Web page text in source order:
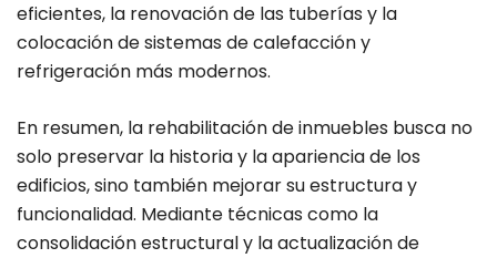
eficientes, la renovación de las tuberías y la
colocación de sistemas de calefacción y
refrigeración más modernos.
En resumen, la rehabilitación de inmuebles busca no
solo preservar la historia y la apariencia de los
edificios, sino también mejorar su estructura y
funcionalidad. Mediante técnicas como la
consolidación estructural y la actualización de